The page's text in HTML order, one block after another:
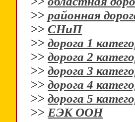
>>районная
>>СНиП
>>дорога 1
>>дорога 2
>>дорога 3
>>дорога 4
>>дорога 5
>> ЕЭК ООН